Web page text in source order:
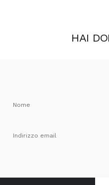
HAI
Nome
Indirizzo email